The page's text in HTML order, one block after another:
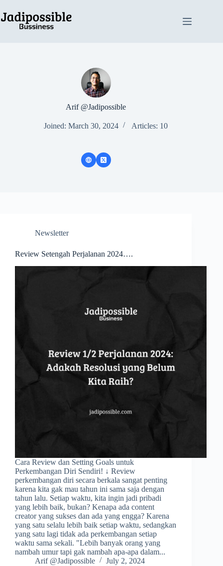
to
content
Arif @Jadipossible
Joined: March 30, 2024 Articles: 10
Newsletter
Review Setengah Perjalanan 2024….
Cara Review dan Setting Goals untuk
Perkembangan Diri Sendiri! ↓ Review
perkembangan diri secara berkala sangat penting
karena kita gak mau tahun ini sama saja dengan
tahun lalu. Setiap waktu, kita ingin jadi pribadi
yang lebih baik, bukan? Kenapa ada content
creator yang sukses dan ada yang engga? Karena
yang satu selalu lebih baik setiap waktu, sedangkan
yang satu lagi tidak ada perkembangan setiap
waktu sama sekali. "Lebih banyak orang yang
nambah umur tapi gak nambah apa-apa dalam...
Arif @Jadipossible
July 2, 2024